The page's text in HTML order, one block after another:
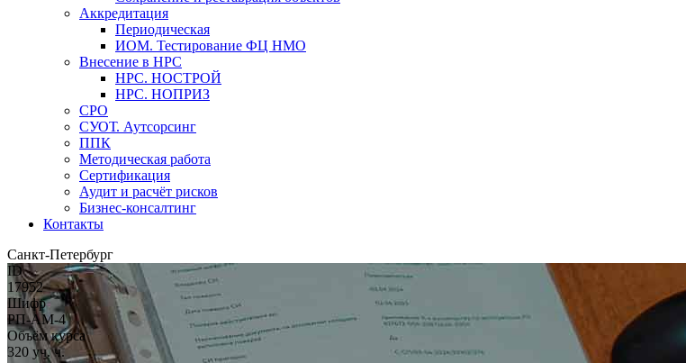
Аккредитация
Периодическая
ИОМ. Тестирование ФЦ НМО
Внесение в НРС
НРС. НОСТРОЙ
НРС. НОПРИЗ
СРО
СУОТ. Аутсорсинг
ППК
Методическая работа
Сертификация
Аудит и расчёт рисков
Бизнес-консалтинг
Контакты
Санкт-Петербург
ID
17952
Шифр
РП-АМ-4
Объём курса
320 уч. ч.